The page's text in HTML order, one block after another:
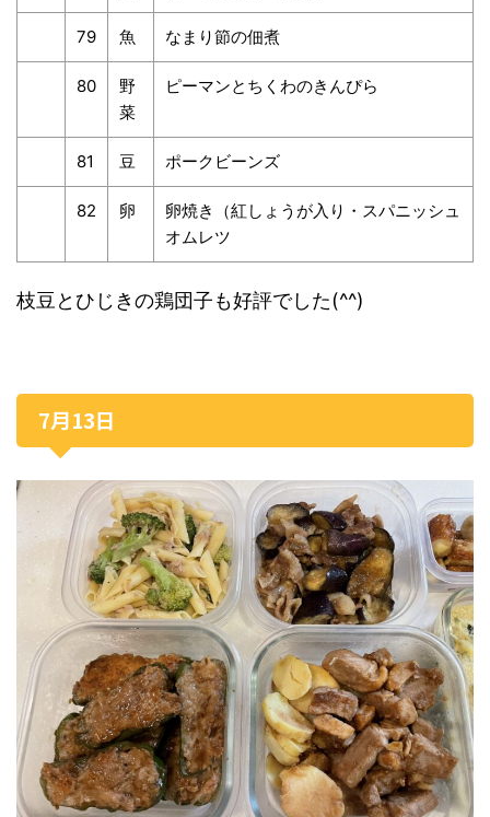
79 魚 なまり節の佃煮
80
野
菜
ピーマンとちくわのきんぴら
81 豆 ポークビーンズ
82 卵
卵焼き（紅しょうが入り・スパニッシュ
オムレツ
枝豆とひじきの鶏団子も好評でした(^^)
7月13日